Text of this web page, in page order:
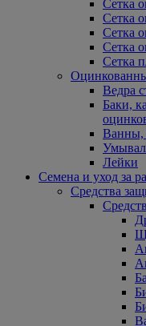
Сетка
Сетка
Сетка
Сетка
Сетка
Ведра
Баки,
Ванны,
Лейки
Семена и уход за
Средства